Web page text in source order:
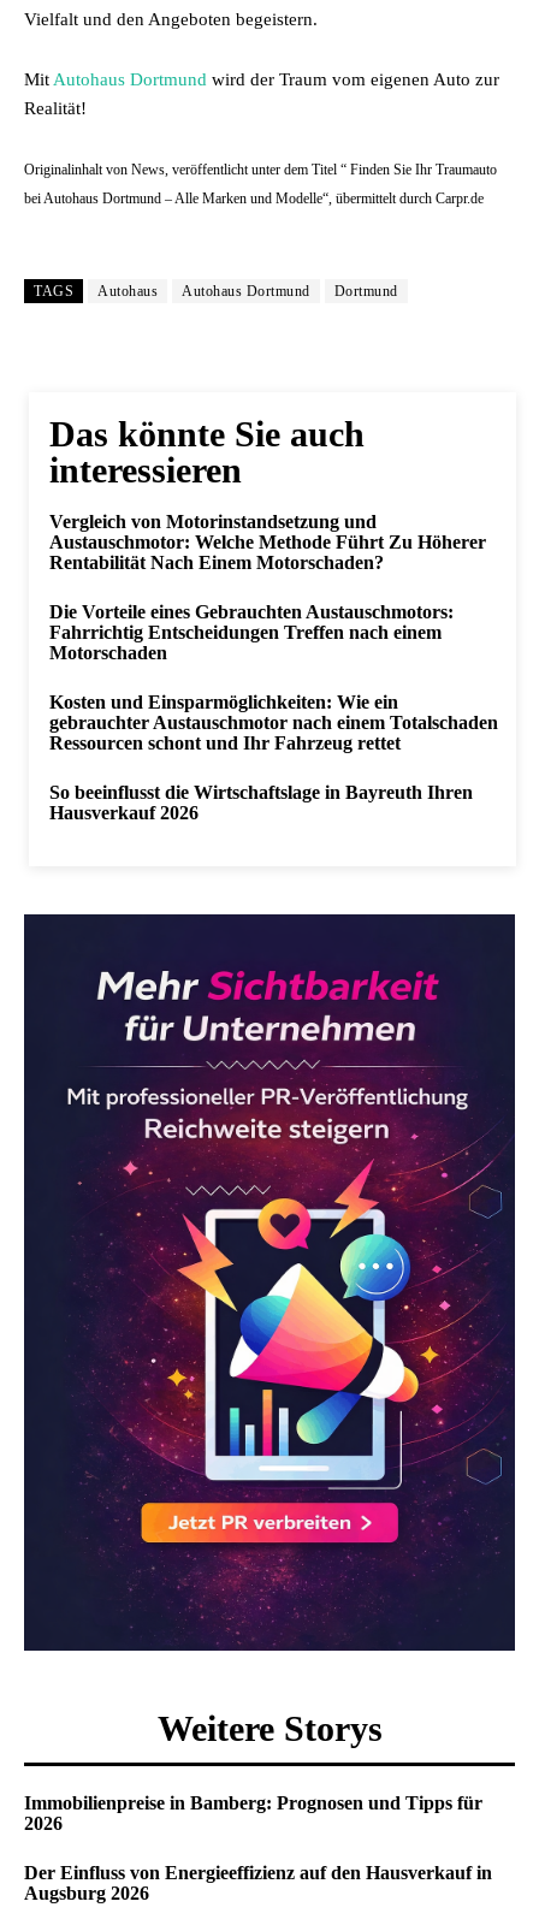
Vielfalt und den Angeboten begeistern.
Mit Autohaus Dortmund wird der Traum vom eigenen Auto zur
Realität!
Originalinhalt von News, veröffentlicht unter dem Titel “ Finden Sie Ihr Traumauto
bei Autohaus Dortmund – Alle Marken und Modelle“, übermittelt durch Carpr.de
TAGS Autohaus Autohaus Dortmund Dortmund
Das könnte Sie auch
interessieren
Vergleich von Motorinstandsetzung und
Austauschmotor: Welche Methode Führt Zu Höherer
Rentabilität Nach Einem Motorschaden?
Die Vorteile eines Gebrauchten Austauschmotors:
Fahrrichtig Entscheidungen Treffen nach einem
Motorschaden
Kosten und Einsparmöglichkeiten: Wie ein
gebrauchter Austauschmotor nach einem Totalschaden
Ressourcen schont und Ihr Fahrzeug rettet
So beeinflusst die Wirtschaftslage in Bayreuth Ihren
Hausverkauf 2026
Weitere Storys
Immobilienpreise in Bamberg: Prognosen und Tipps für
2026
Der Einfluss von Energieeffizienz auf den Hausverkauf in
Augsburg 2026